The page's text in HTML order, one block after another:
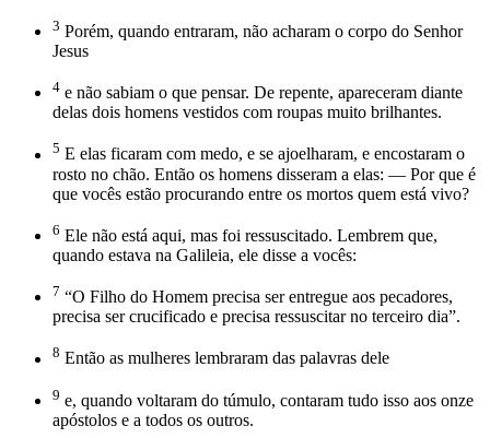
3 Porém, quando entraram, não acharam o corpo do Senhor
Jesus
4 e não sabiam o que pensar. De repente, apareceram diante
delas dois homens vestidos com roupas muito brilhantes.
5 E elas ficaram com medo, e se ajoelharam, e encostaram o
rosto no chão. Então os homens disseram a elas: — Por que é
que vocês estão procurando entre os mortos quem está vivo?
6 Ele não está aqui, mas foi ressuscitado. Lembrem que,
quando estava na Galileia, ele disse a vocês:
7 “O Filho do Homem precisa ser entregue aos pecadores,
precisa ser crucificado e precisa ressuscitar no terceiro dia”.
8 Então as mulheres lembraram das palavras dele
9 e, quando voltaram do túmulo, contaram tudo isso aos onze
apóstolos e a todos os outros.